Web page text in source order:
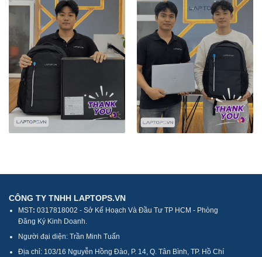
CÔNG TY TNHH LAPTOPS.VN
MST: 0317818002 - Sở Kế Hoạch Và Đầu Tư TP HCM - Phòng
Đăng Ký Kinh Doanh.
Người đại diện: Trần Minh Tuấn
Địa chỉ: 103/16 Nguyễn Hồng Đào, P. 14, Q. Tân Bình, TP. Hồ Chí